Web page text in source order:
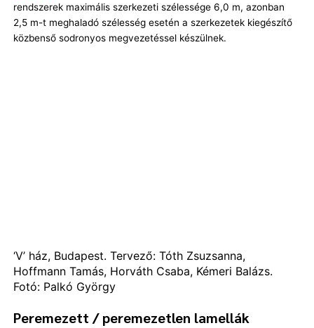
rendszerek maximális szerkezeti szélessége 6,0 m, azonban
2,5 m-t meghaladó szélesség esetén a szerkezetek kiegészítő
közbenső sodronyos megvezetéssel készülnek.
‘V’ ház, Budapest. Tervező: Tóth Zsuzsanna,
Hoffmann Tamás, Horváth Csaba, Kémeri Balázs.
Fotó: Palkó György
Peremezett / peremezetlen lamellák